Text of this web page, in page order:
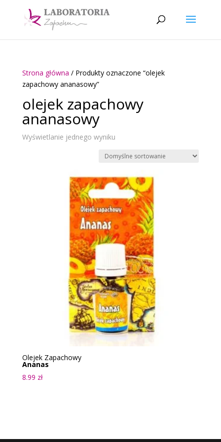
Strona główna / Produkty oznaczone “olejek
zapachowy ananasowy”
olejek zapachowy
ananasowy
Wyświetlanie jednego wyniku
Olejek Zapachowy
Ananas
8.99 zł